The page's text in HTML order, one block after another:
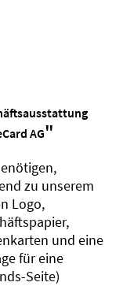
AG"
zu unserem
Logo,
und eine
für eine
Seite)